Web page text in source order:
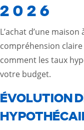
2026
L’achat d’une
compréhension
comment les taux
votre budget.
ÉVOLUTION